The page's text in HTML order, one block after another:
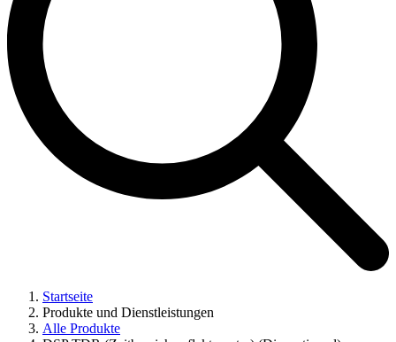
Startseite
Produkte und Dienstleistungen
Alle Produkte